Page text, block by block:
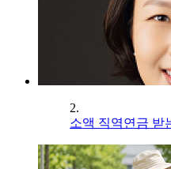
2.
소액 직역연금 받